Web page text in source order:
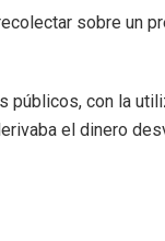
sobre un
públicos, con la
el dinero